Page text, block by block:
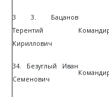
3 3. Бацанов
Терентий
Кириллович
34. Безуглый Иван
Семенович